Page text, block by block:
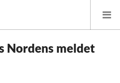
Nordens meldet